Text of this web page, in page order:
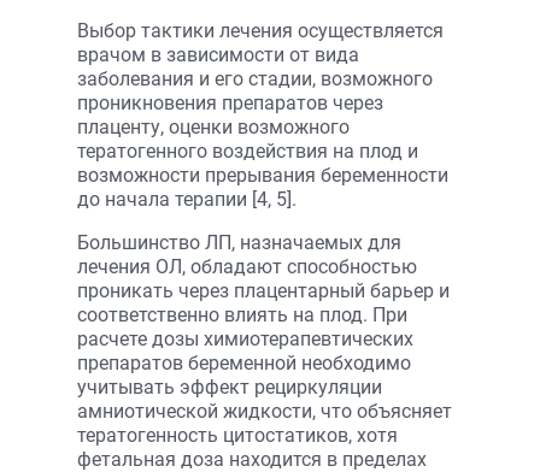
Выбор тактики лечения осуществляется
врачом в зависимости от вида
заболевания и его стадии, возможного
проникновения препаратов через
плаценту, оценки возможного
тератогенного воздействия на плод и
возможности прерывания беременности
до начала терапии [4, 5].
Большинство ЛП, назначаемых для
лечения ОЛ, обладают способностью
проникать через плацентарный барьер и
соответственно влиять на плод. При
расчете дозы химиотерапевтических
препаратов беременной необходимо
учитывать эффект рециркуляции
амниотической жидкости, что объясняет
тератогенность цитостатиков, хотя
фетальная доза находится в пределах